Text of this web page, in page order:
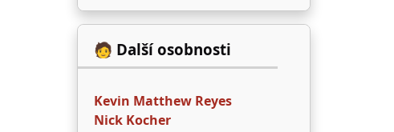
🧑 Další osobnosti
Kevin Matthew Reyes
Nick Kocher